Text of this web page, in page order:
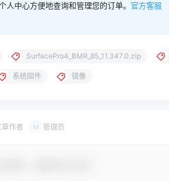
人中心方便地查询和管理您的订单。 官方客服
SurfacePro4_BMR_85_11.347.0.zip
系统固件 镜像
章作者 M 管理员